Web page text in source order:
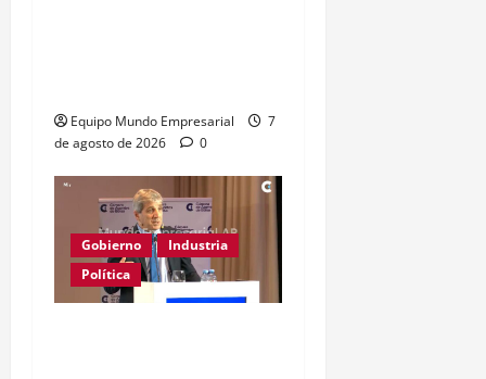
Equipo Mundo Empresarial
7
de agosto de 2026
0
Gobierno
Industria
Política